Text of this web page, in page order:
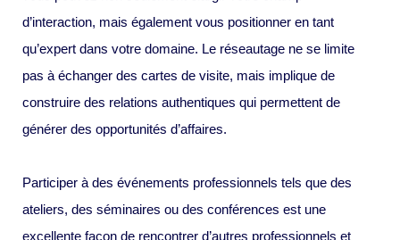
d’interaction, mais également vous positionner en tant
qu’expert dans votre domaine. Le réseautage ne se limite
pas à échanger des cartes de visite, mais implique de
construire des relations authentiques qui permettent de
générer des opportunités d’affaires.
Participer à des événements professionnels tels que des
ateliers, des séminaires ou des conférences est une
excellente façon de rencontrer d’autres professionnels et